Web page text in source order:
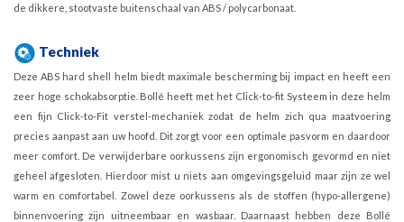
de dikkere, stootvaste buitenschaal van ABS / polycarbonaat.
Techniek
Deze ABS hard shell helm biedt maximale bescherming bij impact en heeft een
zeer hoge schokabsorptie. Bollé heeft met het Click-to-fit Systeem in deze helm
een fijn Click-to-Fit verstel-mechaniek zodat de helm zich qua maatvoering
precies aanpast aan uw hoofd. Dit zorgt voor een optimale pasvorm en daardoor
meer comfort. De verwijderbare oorkussens zijn ergonomisch gevormd en niet
geheel afgesloten. Hierdoor mist u niets aan omgevingsgeluid maar zijn ze wel
warm en comfortabel. Zowel deze oorkussens als de stoffen (hypo-allergene)
binnenvoering zijn uitneembaar en wasbaar. Daarnaast hebben deze Bollé